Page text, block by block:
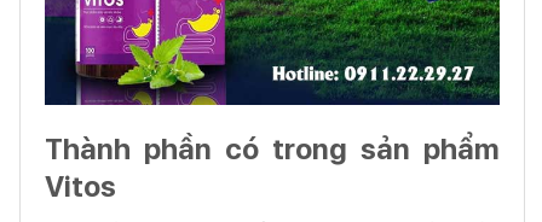
Thành phần có trong sản phẩm
Vitos